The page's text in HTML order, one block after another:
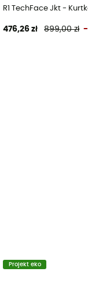
R1 TechFace Jkt -
476,26 zł 899,00 zł -
Projekt eko